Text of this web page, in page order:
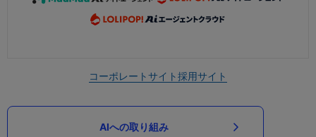
コーポレートサイト採用サイト
AIへの取り組み